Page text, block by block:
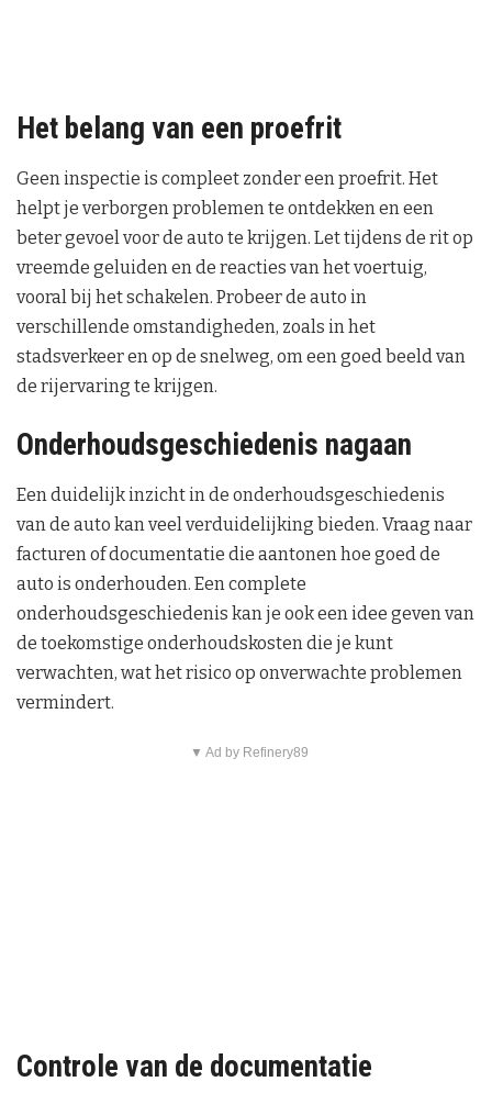
Het belang van een proefrit
Geen inspectie is compleet zonder een proefrit. Het
helpt je verborgen problemen te ontdekken en een
beter gevoel voor de auto te krijgen. Let tijdens de rit op
vreemde geluiden en de reacties van het voertuig,
vooral bij het schakelen. Probeer de auto in
verschillende omstandigheden, zoals in het
stadsverkeer en op de snelweg, om een goed beeld van
de rijervaring te krijgen.
Onderhoudsgeschiedenis nagaan
Een duidelijk inzicht in de onderhoudsgeschiedenis
van de auto kan veel verduidelijking bieden. Vraag naar
facturen of documentatie die aantonen hoe goed de
auto is onderhouden. Een complete
onderhoudsgeschiedenis kan je ook een idee geven van
de toekomstige onderhoudskosten die je kunt
verwachten, wat het risico op onverwachte problemen
vermindert.
▼ Ad by Refinery89
Controle van de documentatie